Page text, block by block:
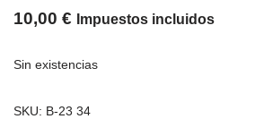
10,00 € Impuestos incluidos
Sin existencias
SKU: B-23 34